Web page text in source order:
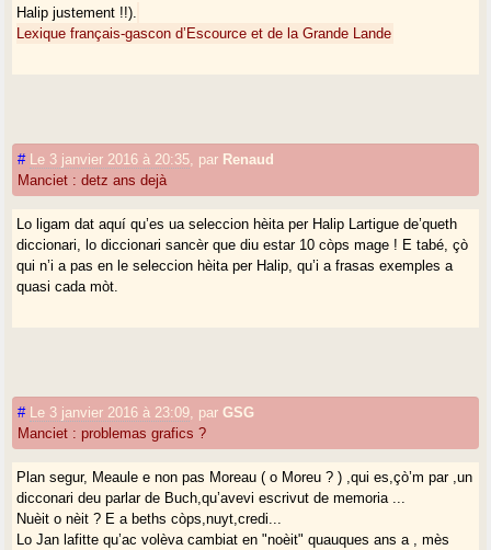
Halip justement !!).
Lexique français-gascon d’Escource et de la Grande Lande
# Le 3 janvier 2016 à 20:35 par Renaud
Manciet : detz ans dejà
Lo ligam dat aquí qu’es ua seleccion hèita per Halip Lartigue de’queth
diccionari, lo diccionari sancèr que diu estar 10 còps mage ! E tabé, çò
qui n’i a pas en le seleccion hèita per Halip, qu’i a frasas exemples a
quasi cada mòt.
# Le 3 janvier 2016 à 23:09 parGSG
Manciet : problemas grafics ?
Plan segur, Meaule e non pas Moreau ( o Moreu ? ) ,qui es,çò’m par ,un
dicconari deu parlar de Buch,qu’avevi escrivut de memoria ...
Nuèit o nèit ? E a beths còps,nuyt,credi...
Lo Jan lafitte qu’ac volèva cambiat en "noèit" quauques ans a , mès